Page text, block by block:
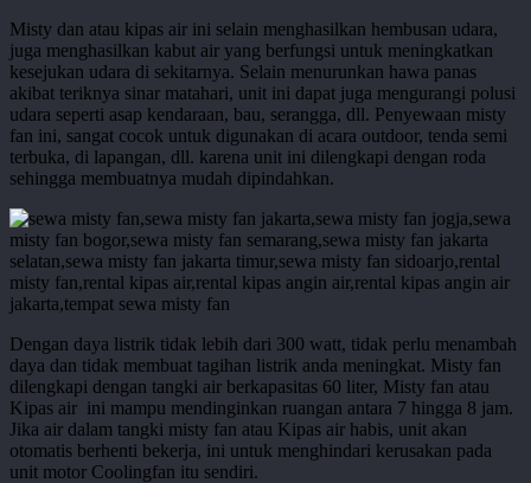
Misty dan atau kipas air ini selain menghasilkan hembusan udara,
juga menghasilkan kabut air yang berfungsi untuk meningkatkan
kesejukan udara di sekitarnya. Selain menurunkan hawa panas
akibat teriknya sinar matahari, unit ini dapat juga mengurangi polusi
udara seperti asap kendaraan, bau, serangga, dll. Penyewaan misty
fan ini, sangat cocok untuk digunakan di acara outdoor, tenda semi
terbuka, di lapangan, dll. karena unit ini dilengkapi dengan roda
sehingga membuatnya mudah dipindahkan.
Dengan daya listrik tidak lebih dari 300 watt, tidak perlu menambah
daya dan tidak membuat tagihan listrik anda meningkat. Misty fan
dilengkapi dengan tangki air berkapasitas 60 liter, Misty fan atau
Kipas air ini mampu mendinginkan ruangan antara 7 hingga 8 jam.
Jika air dalam tangki misty fan atau Kipas air habis, unit akan
otomatis berhenti bekerja, ini untuk menghindari kerusakan pada
unit motor Coolingfan itu sendiri.